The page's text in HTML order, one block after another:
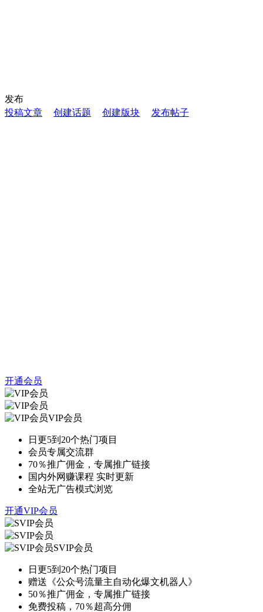
发布
投稿文章
创建话题 创建版块 发布帖子
开通会员
VIP会员
日更5到20个热门项目
会员专属交流群
70％推广佣金，专属推广链接
国内外网赚课程 实时更新
全站无广告模式浏览
开通VIP会员
SVIP会员
日更5到20个热门项目
赠送《公众号流量主自动化爆文机器人》
50％推广佣金，专属推广链接
免费投稿，70％超高分佣